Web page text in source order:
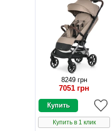
8249 грн
7051 грн
Купить в 1 клик